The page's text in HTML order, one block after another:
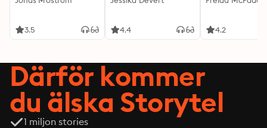
3.5 4.4 4.2
Därför kommer
du älska Storytel
1 miljon stories